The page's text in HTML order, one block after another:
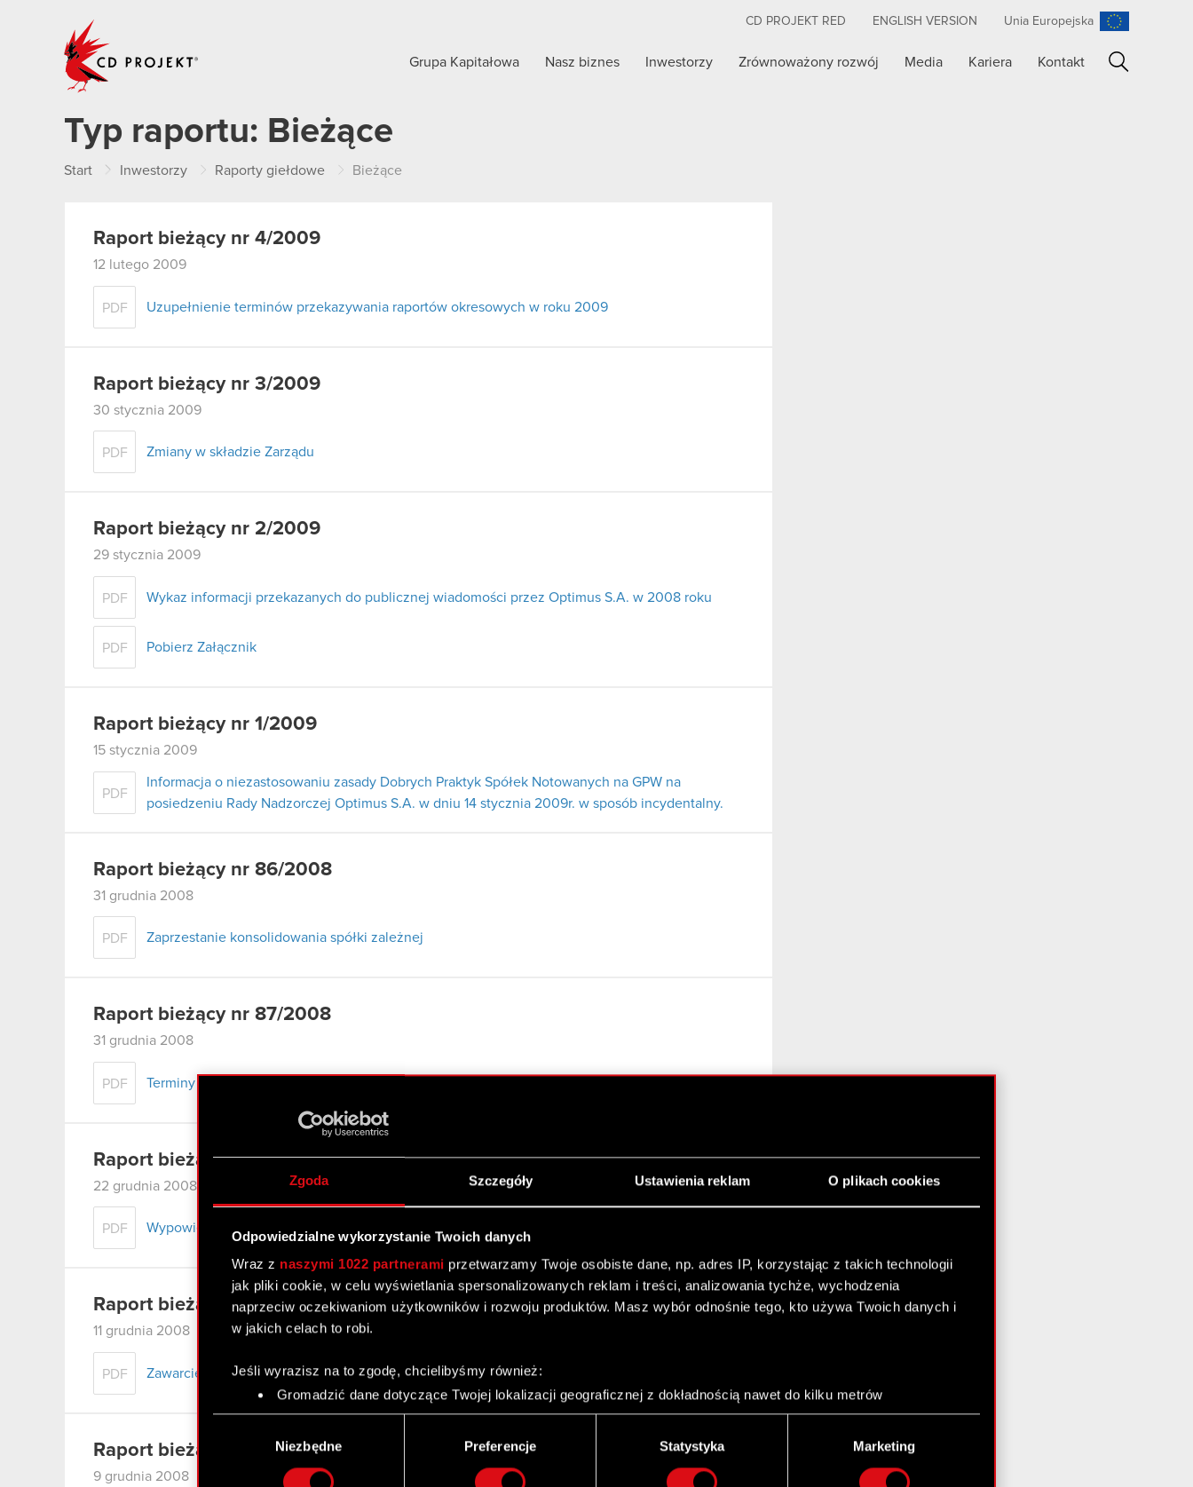
Zgoda Szczegóły Ustawienia reklam O plikach cookies
Odpowiedzialne wykorzystanie Twoich danych
Wraz z naszymi 1022 partnerami przetwarzamy Twoje osobiste dane, np. adres IP, korzystając z takich technologii
jak pliki cookie, w celu wyświetlania spersonalizowanych reklam i treści, analizowania tychże, wychodzenia
naprzeciw oczekiwaniom użytkowników i rozwoju produktów. Masz wybór odnośnie tego, kto używa Twoich danych i
w jakich celach to robi.
Jeśli wyrazisz na to zgodę, chcielibyśmy również:
Gromadzić dane dotyczące Twojej lokalizacji geograficznej z dokładnością nawet do kilku metrów
Identyfikować Twoje urządzenie, aktywnie analizując charakteryzującego je zbiory danych (fingerprinting,
Dowiedz się więcej odnośnie tego, jak Twoje osobiste dane są przetwarzane oraz ustaw własne preferencje w
szczegółów . W Deklaracji plików cookie możesz zmienić lub wycofać swoją zgodę w dowolnej chwili.
Niezbędne Preferencje Statystyka Marketing
CD PROJEKT RED ENGLISH VERSION Unia Europejska
Grupa Kapitałowa Nasz biznes Inwestorzy Zrównoważony rozwój Media Kariera Kontakt
Typ raportu: Bieżące
Start Inwestorzy Raporty giełdowe Bieżące
Raport bieżący nr 4/2009
12 lutego 2009
PDF Uzupełnienie terminów przekazywania raportów okresowych w roku 2009
Raport bieżący nr 3/2009
30 stycznia 2009
PDF Zmiany w składzie Zarządu
Raport bieżący nr 2/2009
29 stycznia 2009
PDF Wykaz informacji przekazanych do publicznej wiadomości przez Optimus S.A. w 2008 roku
PDF Pobierz Załącznik
Raport bieżący nr 1/2009
15 stycznia 2009
PDF
Informacja o niezastosowaniu zasady Dobrych Praktyk Spółek Notowanych na GPW na
posiedzeniu Rady Nadzorczej Optimus S.A. w dniu 14 stycznia 2009r. w sposób incydentalny.
Raport bieżący nr 86/2008
31 grudnia 2008
PDF Zaprzestanie konsolidowania spółki zależnej
Raport bieżący nr 87/2008
31 grudnia 2008
PDF Terminy przekazywania raportów okresowych w 2009 roku
Raport bieżący nr 85/2008
22 grudnia 2008
PDF Wypowiedzenie znaczącej umowy
Raport bieżacy nr 84/2008
11 grudnia 2008
PDF Zawarcie znaczącej umowy
Raport bieżący nr 83/2008
9 grudnia 2008